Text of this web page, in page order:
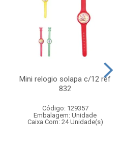
Mini relogio solapa c/12 ref
832
Código: 129357
Embalagem: Unidade
Caixa Com: 24 Unidade(s)